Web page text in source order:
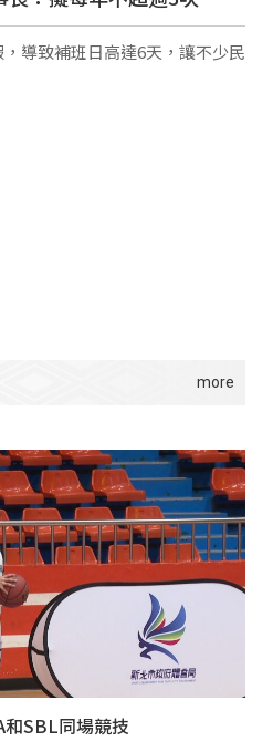
導致補班日高達6天，讓不少民
SBL同場競技